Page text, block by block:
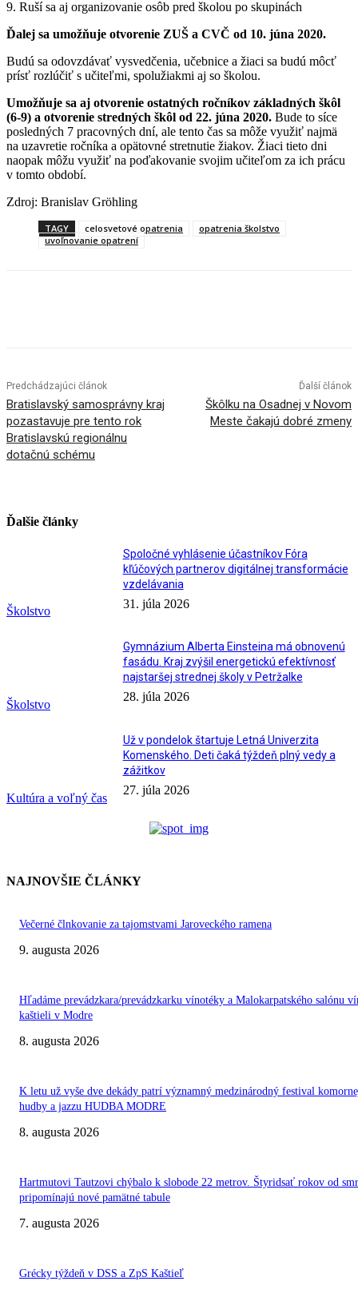
9. Ruší sa aj organizovanie osôb pred školou po skupinách
Ďalej sa umožňuje otvorenie ZUŠ a CVČ od 10. júna 2020.
Budú sa odovzdávať vysvedčenia, učebnice a žiaci sa budú môcť
prísť rozlúčiť s učiteľmi, spolužiakmi aj so školou.
Umožňuje sa aj otvorenie ostatných ročníkov základných škôl
(6-9) a otvorenie stredných škôl od 22. júna 2020. Bude to síce
posledných 7 pracovných dní, ale tento čas sa môže využiť najmä
na uzavretie ročníka a opätovné stretnutie žiakov. Žiaci tieto dni
naopak môžu využiť na poďakovanie svojim učiteľom za ich prácu
v tomto období.
Zdroj: Branislav Gröhling
TAGY celosvetové opatrenia
opatrenia školstvo
uvoľnovanie opatrení
Predchádzajúci článok
Bratislavský samosprávny kraj
pozastavuje pre tento rok
Bratislavskú regionálnu
dotačnú schému
Ďalší článok
Škôlku na Osadnej v Novom
Meste čakajú dobré zmeny
Ďalšie články
Školstvo
Spoločné vyhlásenie účastníkov Fóra
kľúčových partnerov digitálnej transformácie
vzdelávania
31. júla 2026
Školstvo
Gymnázium Alberta Einsteina má obnovenú
fasádu. Kraj zvýšil energetickú efektívnosť
najstaršej strednej školy v Petržalke
28. júla 2026
Kultúra a voľný čas
Už v pondelok štartuje Letná Univerzita
Komenského. Deti čaká týždeň plný vedy a
zážitkov
27. júla 2026
NAJNOVŠIE ČLÁNKY
Večerné člnkovanie za tajomstvami Jaroveckého ramena
9. augusta 2026
Hľadáme prevádzkara/prevádzkarku vínotéky a Malokarpatského salónu
kaštieli v Modre
8. augusta 2026
K letu už vyše dve dekády patrí významný medzinárodný festival
hudby a jazzu HUDBA MODRE
8. augusta 2026
Hartmutovi Tautzovi chýbalo k slobode 22 metrov. Štyridsať rokov od
pripomínajú nové pamätné tabule
7. augusta 2026
Grécky týždeň v DSS a ZpS Kaštieľ